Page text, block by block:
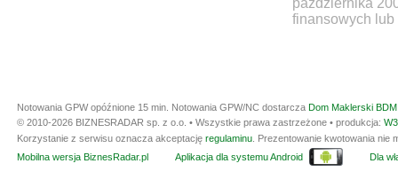
października
finansowych lub
Notowania GPW opóźnione 15 min. Notowania GPW/NC dostarcza Dom Maklerski
© 2010-2026 BIZNESRADAR sp. z o.o. • Wszystkie prawa zastrzeżone • produkcja:
Korzystanie z serwisu oznacza akceptację regulaminu . Prezentowanie kwotowania
Mobilna wersja BiznesRadar.pl
Aplikacja dla systemu Android Dla